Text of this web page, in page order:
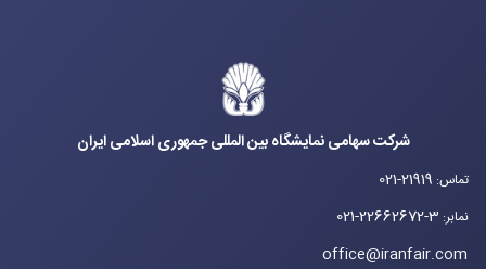
شرکت سهامی نمایشگاه بین المللی جمهوری اسلامی ایران
تماس:
021-21919
نمابر:
021-22662672-3
office@iranfair.com